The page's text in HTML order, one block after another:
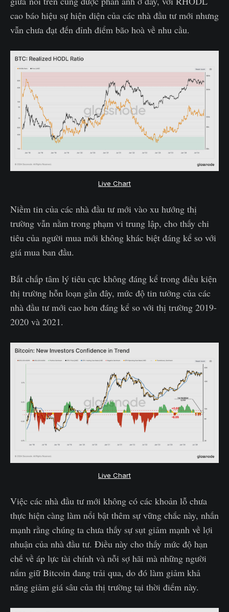
cao báo hiệu sự hiện diện của các nhà đầu tư mới nhưng
vẫn chưa đạt đến đỉnh điểm bão hoà về nhu cầu.
Live Chart
Niềm tin của các nhà đầu tư mới vào xu hướng thị
trường vẫn nằm trong phạm vi trung lập, cho thấy chi
tiêu của người mua mới không khác biệt đáng kể so với
giá mua ban đầu.
Bất chấp tâm lý tiêu cực không đáng kể trong điều kiện
thị trường hỗn loạn gần đây, mức độ tin tưởng của các
nhà đầu tư mới cao hơn đáng kể so với thị trường 2019-
2020 và 2021.
Live Chart
Việc các nhà đầu tư mới không có các khoản lỗ chưa
thực hiện càng làm nổi bật thêm sự vững chắc này, nhấn
mạnh rằng chúng ta chưa thấy sự sụt giảm mạnh về lợi
nhuận của nhà đầu tư. Điều này cho thấy mức độ hạn
chế về áp lực tài chính và nỗi sợ hãi mà những người
nắm giữ Bitcoin đang trải qua, do đó làm giảm khả
năng giảm giá sâu của thị trường tại thời điểm này.